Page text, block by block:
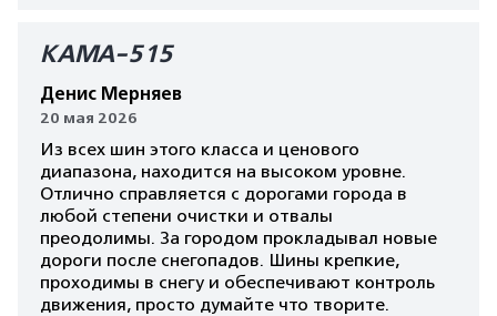
КАМА-515
Денис Мерняев
20 мая 2026
Из всех шин этого класса и ценового
диапазона, находится на высоком уровне.
Отлично справляется с дорогами города в
любой степени очистки и отвалы
преодолимы. За городом прокладывал новые
дороги после снегопадов. Шины крепкие,
проходимы в снегу и обеспечивают контроль
движения, просто думайте что творите.